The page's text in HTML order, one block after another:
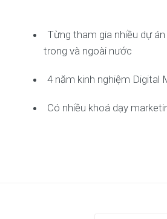
Từng tham gia nhiều dự
trong và ngoài nước
4 năm kinh nghiệm Digital
Có nhiều khoá dạy